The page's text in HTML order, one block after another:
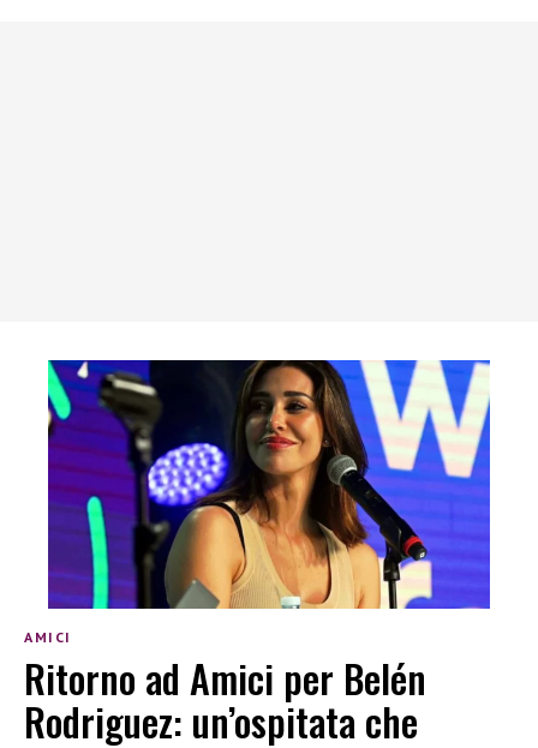
AMICI
Ritorno ad Amici per Belén
Rodriguez: un’ospitata che